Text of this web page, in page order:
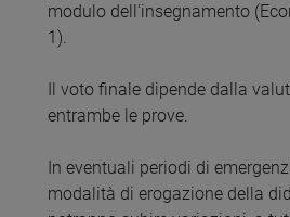
modulo dell'insegnamento
1).
Il voto finale dipende dalla
entrambe le prove.
In eventuali periodi di
modalità di erogazione della